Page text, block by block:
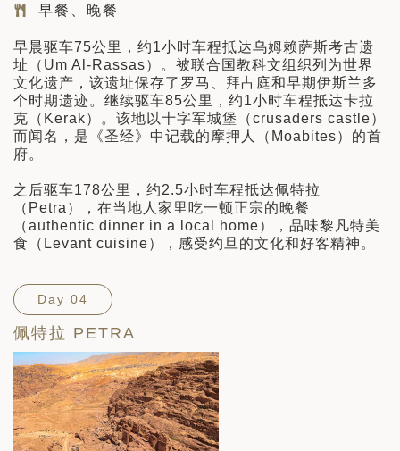
早餐、晚餐
早晨驱车75公里，约1小时车程抵达乌姆赖萨斯考古遗
址（Um Al-Rassas）。被联合国教科文组织列为世界
文化遗产，该遗址保存了罗马、拜占庭和早期伊斯兰多
个时期遗迹。继续驱车85公里，约1小时车程抵达卡拉
克（Kerak）。该地以十字军城堡（crusaders castle）
而闻名，是《圣经》中记载的摩押人（Moabites）的首
府。
之后驱车178公里，约2.5小时车程抵达佩特拉
（Petra），在当地人家里吃一顿正宗的晚餐
（authentic dinner in a local home），品味黎凡特美
食（Levant cuisine），感受约旦的文化和好客精神。
Day 04
佩特拉 PETRA